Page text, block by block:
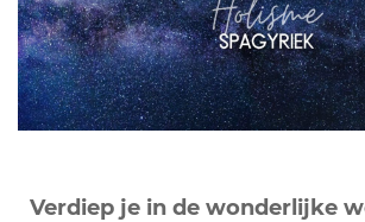
Verdiep je in de wonderlijke